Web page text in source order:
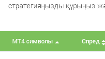
стратегияңызды құрыңыз
MT4 символы Спред